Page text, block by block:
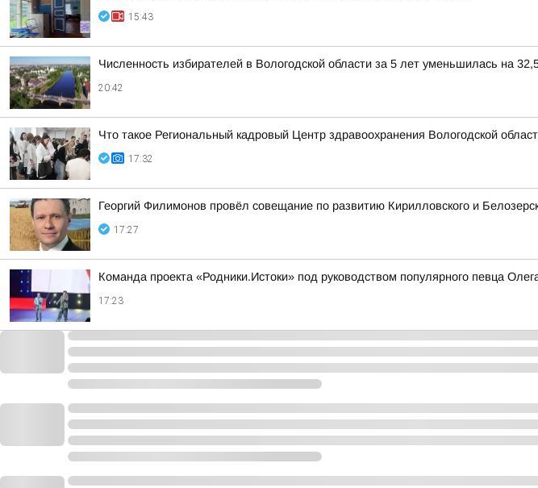
15:43
Численность избирателей в Вологодской области за 5 лет уменьшилась на
20:42
Что такое Региональный кадровый Центр здравоохранения Вологодской
17:32
Георгий Филимонов провёл совещание по развитию Кирилловского и
17:27
Команда проекта «Родники.Истоки» под руководством популярного певца
17:23